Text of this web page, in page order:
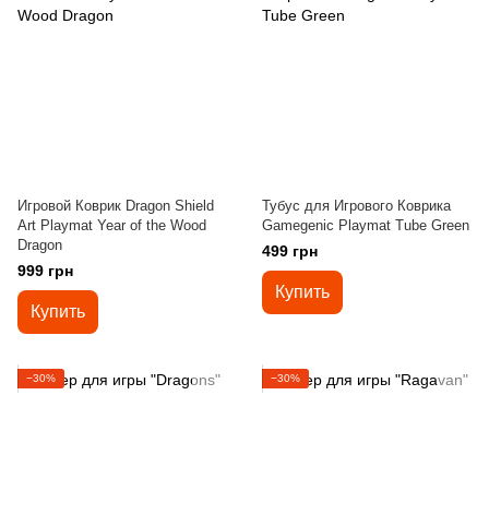
Игровой Коврик Dragon Shield
Art Playmat Year of the Wood
Dragon
999 грн
Купить
Тубус для Игрового Коврика
Gamegenic Playmat Tube Green
499 грн
Купить
−30% −30%